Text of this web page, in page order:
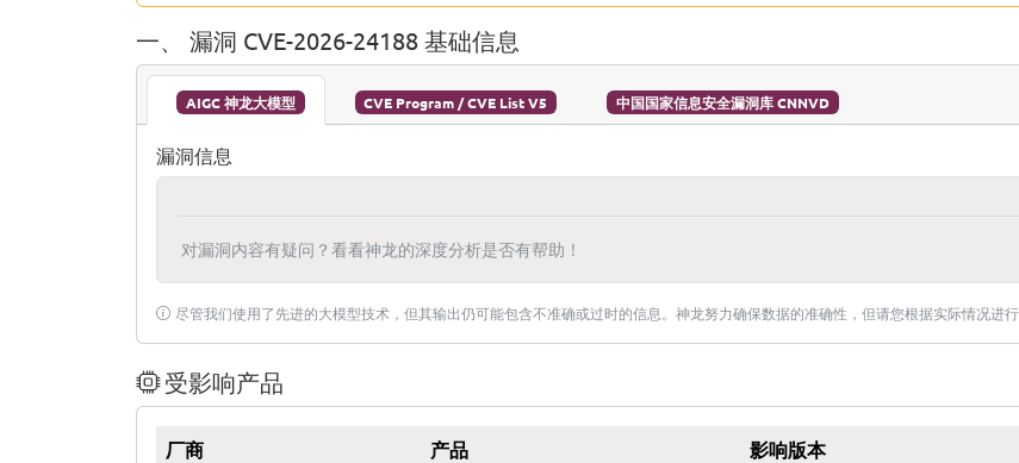
一、 漏洞 CVE-2026-24188 基础信息
AIGC 神龙大模型 CVE Program / CVE List V5 中国国家信息安全漏洞库 CNNVD
漏洞信息
对漏洞内容有疑问？看看神龙的深度分析是否有帮助！
尽管我们使用了先进的大模型技术，但其输出仍可能包含不准确或过时的信息。神龙努力确保数据的准确性，但请您根据实际情况进行
受影响产品
厂商 产品 影响版本